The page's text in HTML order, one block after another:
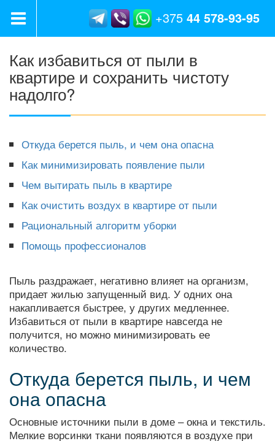
+375 44 578-93-95
Как избавиться от пыли в
квартире и сохранить чистоту
надолго?
Откуда берется пыль, и чем она опасна
Как минимизировать появление пыли
Чем вытирать пыль в квартире
Как очистить воздух в квартире от пыли
Рациональный алгоритм уборки
Помощь профессионалов
Пыль раздражает, негативно влияет на организм,
придает жилью запущенный вид. У одних она
накапливается быстрее, у других медленнее.
Избавиться от пыли в квартире навсегда не
получится, но можно минимизировать ее
количество.
Откуда берется пыль, и чем
она опасна
Основные источники пыли в доме – окна и текстиль.
Мелкие ворсинки ткани появляются в воздухе при